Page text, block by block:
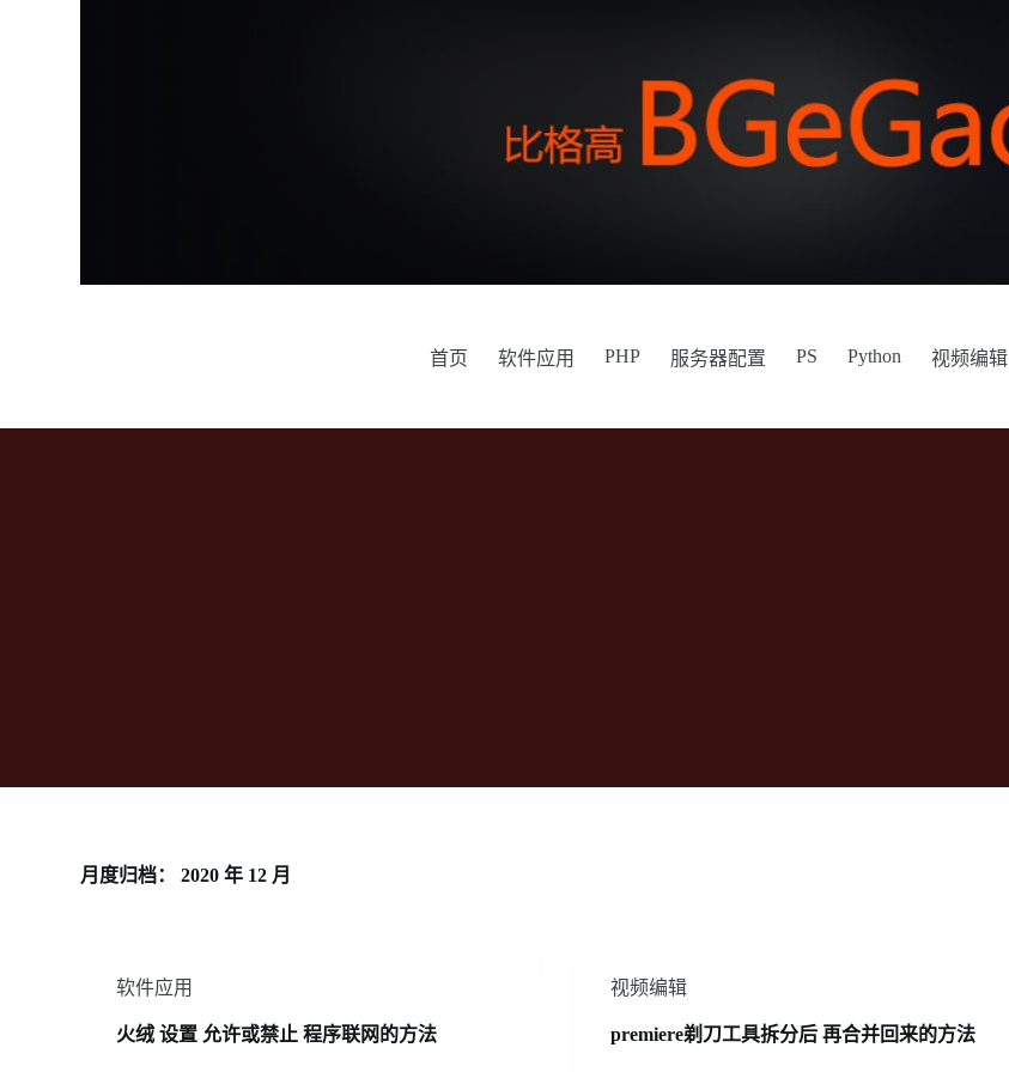
首页 软件应用 PHP 服务器配置 PS Python 视频编辑
月度归档： 2020 年 12 月
软件应用
火绒 设置 允许或禁止 程序联网的方法
视频编辑
premiere剃刀工具拆分后 再合并回来的方法